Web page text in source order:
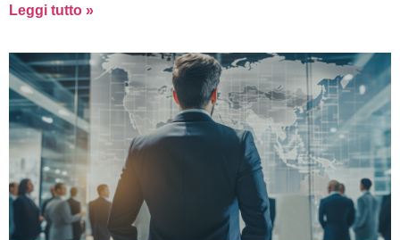
Leggi tutto »